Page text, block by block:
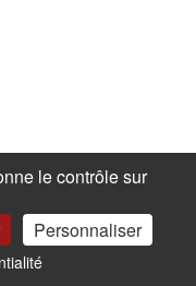
le contrôle sur
Personnaliser